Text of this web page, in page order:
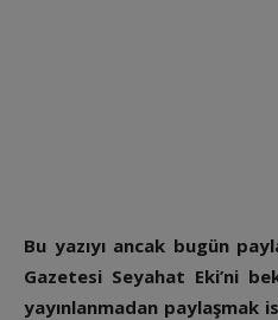
Bu yazıyı ancak bugün
Gazetesi Seyahat Eki’ni
yayınlanmadan paylaşmak